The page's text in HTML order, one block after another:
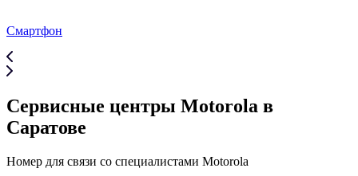
Смартфон
Сервисные центры Motorola в
Саратове
Номер для связи со специалистами Motorola